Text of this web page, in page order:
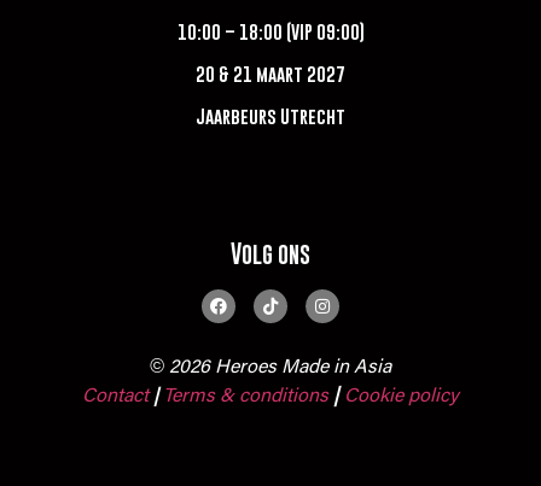
10:00 – 18:00 (VIP 09:00)
20 & 21 maart 2027
Jaarbeurs Utrecht
Volg ons
© 2026 Heroes Made in Asia
Contact | Terms & conditions | Cookie policy